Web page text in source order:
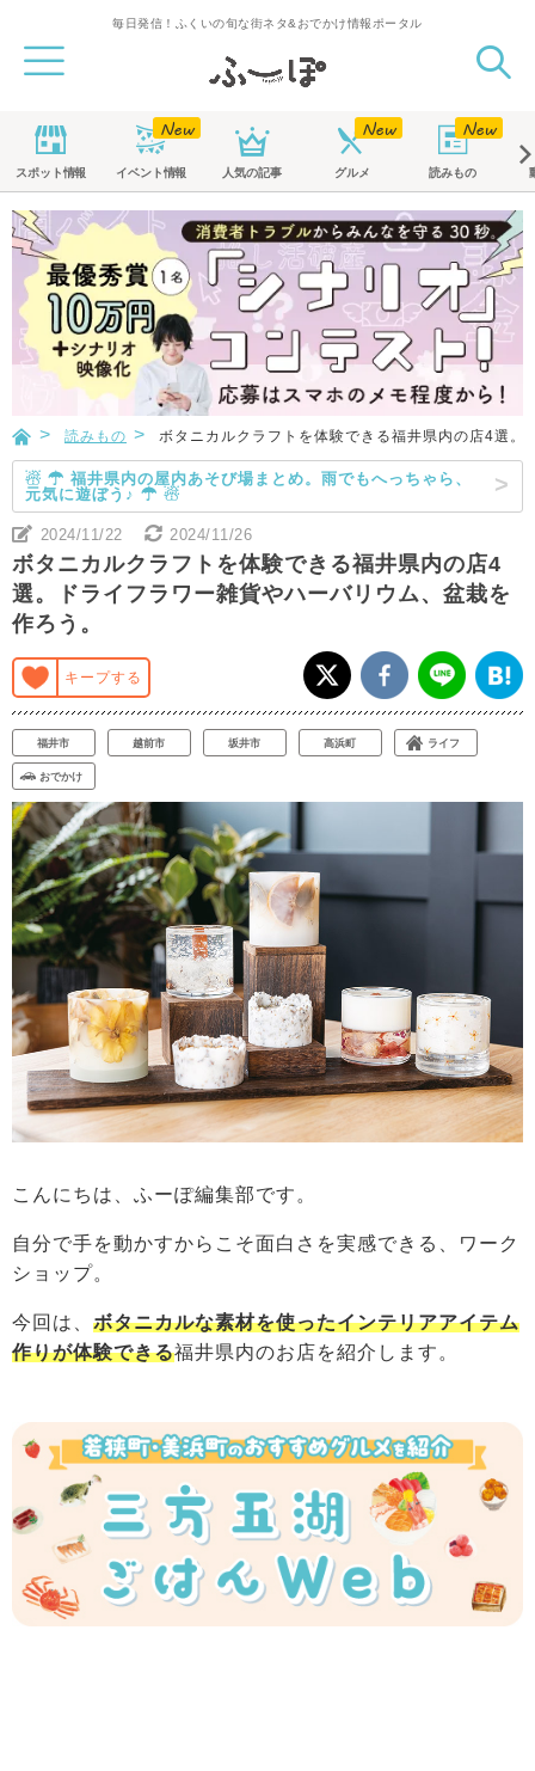
毎日発信！ふくいの旬な街ネタ&おでかけ情報ポータル
スポット情報 イベント情報 人気の記事 グルメ 読みもの
読みもの ボタニカルクラフトを体験できる福井県内の店4選
☃ ☂ 福井県内の屋内あそび場まとめ。雨でもへっちゃら、
元気に遊ぼう♪ ☂ ☃
2024/11/22 2024/11/26
ボタニカルクラフトを体験できる福井県内の店4
選。ドライフラワー雑貨やハーバリウム、盆栽を
作ろう。
キープする
福井市 越前市 坂井市 高浜町 ライフ
おでかけ
こんにちは、ふーぽ編集部です。
自分で手を動かすからこそ面白さを実感できる、ワーク
ショップ。
今回は、 ボタニカルな素材を使ったインテリアアイテム
作りが体験できる福井県内のお店を紹介します。